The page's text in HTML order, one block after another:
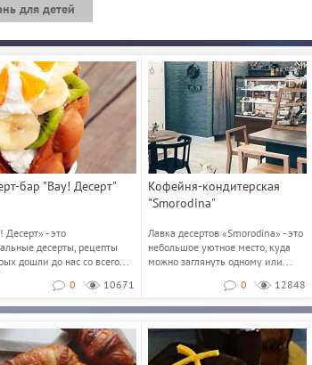
для детей
бар "Вау! Десерт"
Десерт» - это
десерты, рецепты
дошли до нас со всего...
10671
0
Кофейня-кондитерская
"Smorodina"
Лавка десертов «Smorodina» - это
небольшое уютное место, куда
можно заглянуть одному или...
12848
0